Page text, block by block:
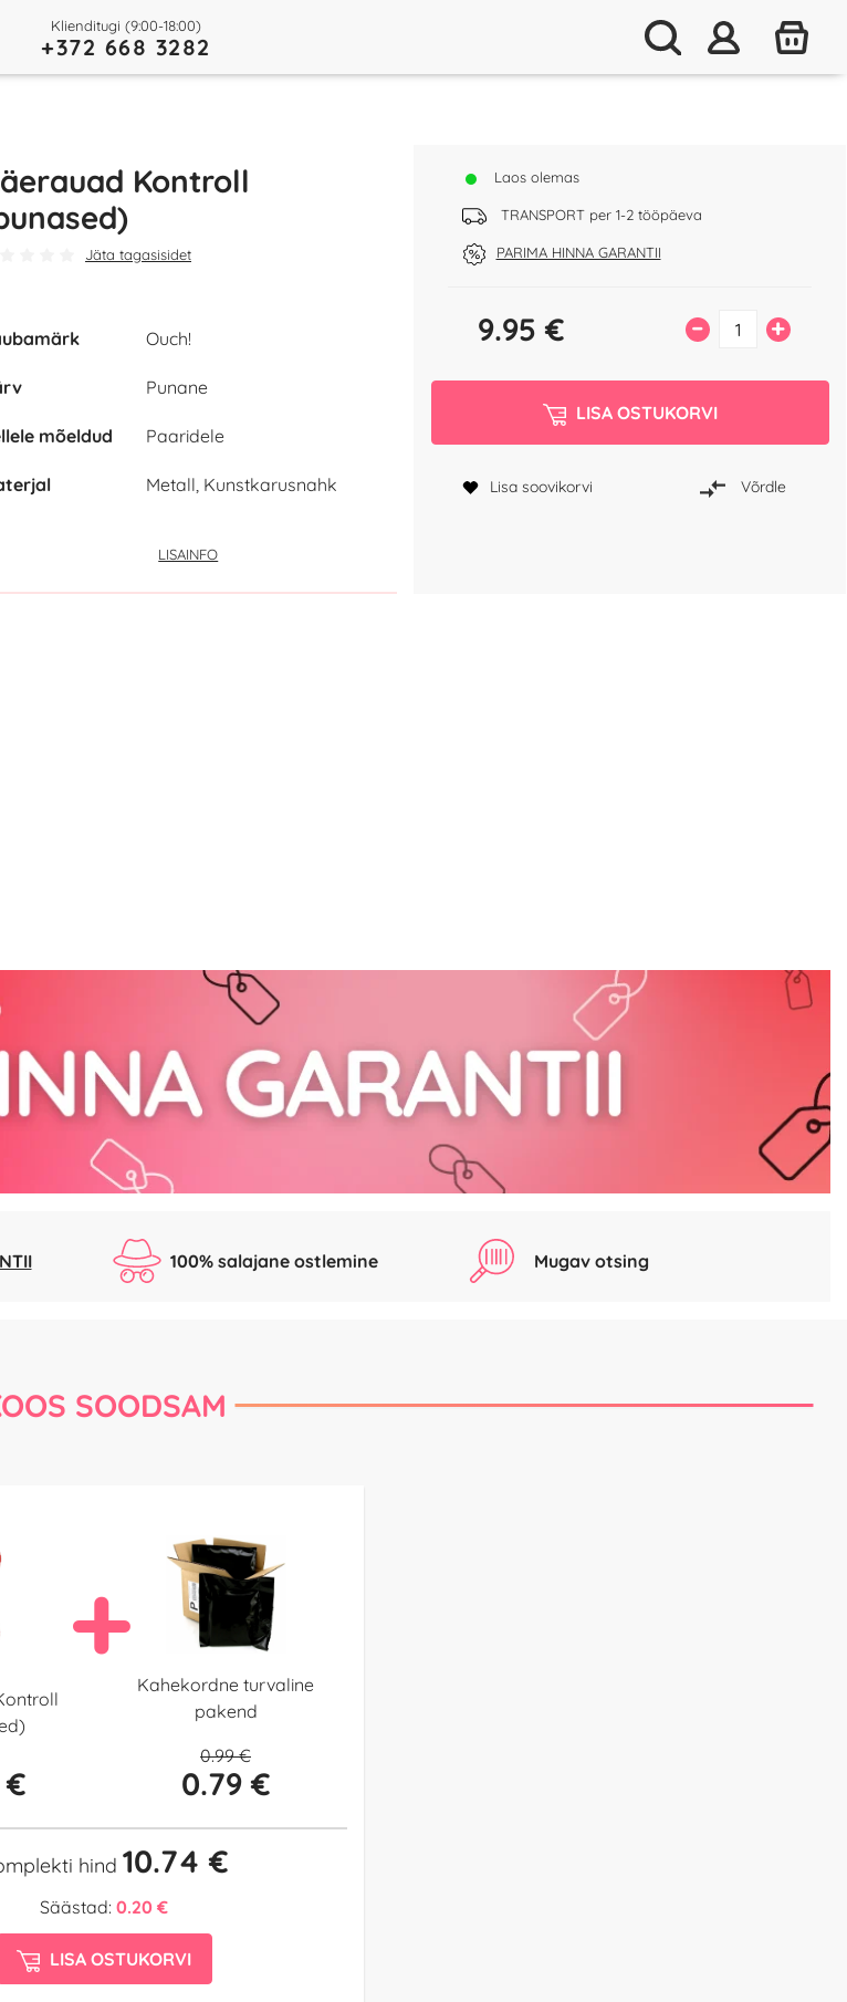
Klienditugi (9:00-18:00)
+372 668 3282
Kontroll
Jäta tagasisidet
Laos olemas
TRANSPORT per 1-2 tööpäeva
PARIMA HINNA GARANTII
Ouch!
Punane
mõeldud Paaridele
Metall, Kunstkarusnahk
LISAINFO
9.95 € – +
LISA OSTUKORVI
Lisa soovikorvi Võrdle
100% salajane ostlemine Mugav otsing
SOODSAM
€
Kahekordne turvaline
pakend
0.99 €
0.79 €
hind 10.74 €
Säästad: 0.20 €
LISA OSTUKORVI